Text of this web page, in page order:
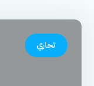
تجاري